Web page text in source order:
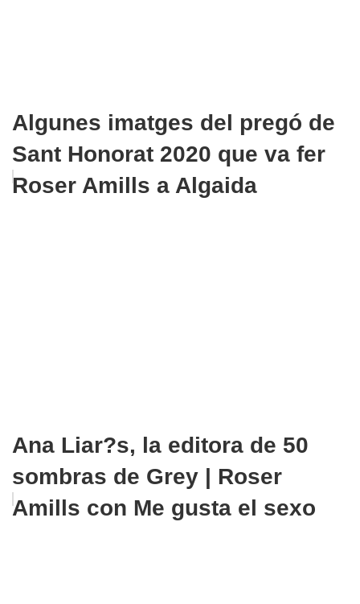
Algunes imatges del pregó de
Sant Honorat 2020 que va fer
Roser Amills a Algaida
Ana Liar?s, la editora de 50
sombras de Grey | Roser
Amills con Me gusta el sexo